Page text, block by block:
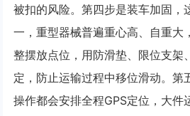
被扣的风险。第四步是装车加固，
一，重型器械普遍重心高、自重大
整摆放点位，用防滑垫、限位支架
定，防止运输过程中移位滑动。第
操作都会安排全程GPS定位，大件